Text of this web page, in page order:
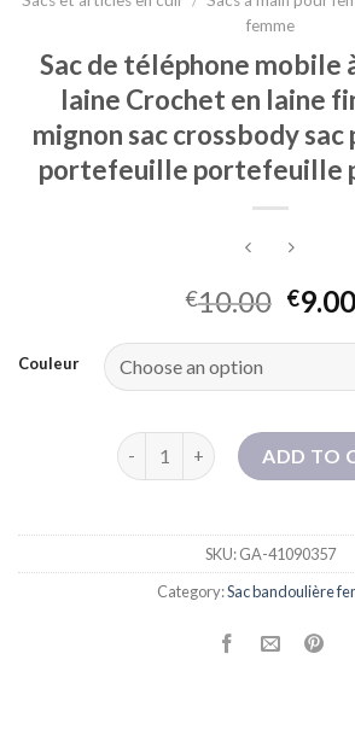
femme
Sac de téléphone mobile
laine Crochet en laine
mignon sac crossbody
portefeuille portefeuille
€10.00 €9.00
Couleur
Sac de téléphone mobile à
ADD TO
SKU:GA-41090357
Category:Sac bandoulière